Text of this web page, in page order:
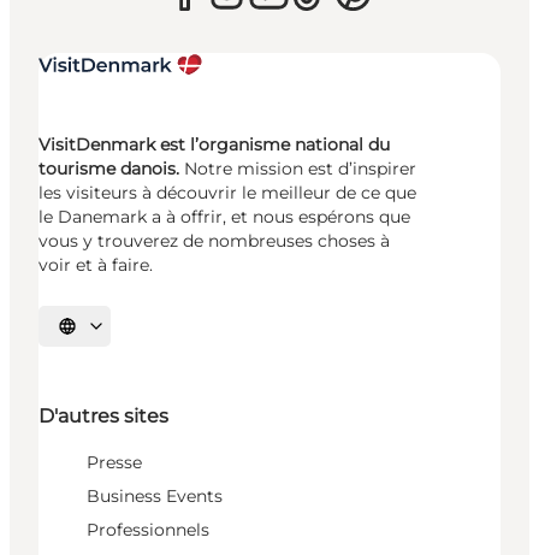
VisitDenmark est l’organisme national du
tourisme danois. Notre mission est d’inspirer
les visiteurs à découvrir le meilleur de ce que
le Danemark a à offrir, et nous espérons que
vous y trouverez de nombreuses choses à
voir et à faire.
Choisissez la langue
D'autres sites
Presse
Business Events
Professionnels